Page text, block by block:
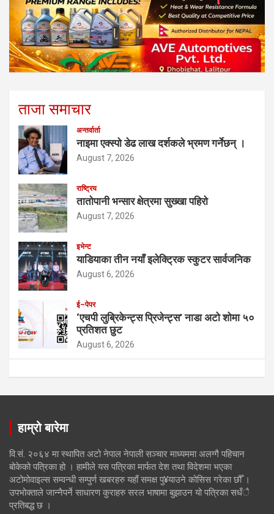
ताजा समाचार
अन्तर्वार्ता
नाइमा एक्स्पो डेढ लाख दर्शकले भ्रमण गर्नेछन् ।
August 7, 2026
राष्ट्रिय
तातोपानी भन्सार क्षेत्रमा सुख्खा पहिरो
August 7, 2026
इभेन्ट
याडियाका तीन नयाँ इलेक्ट्रिक स्कुटर सार्वजनिक
August 6, 2026
ई–पेपर
‘एचपी लुब्रिकेन्ट्स प्रिजेन्ट्स’ नाडा अटो शोमा ५०
प्रतिशत छुट
August 6, 2026
हाम्रो बारेमा
वि.सं. २०६४ मा स्थापित अटो नेपाल नेपाली सञ्चार माध्यममा अलग्गै पहिचान
बोकेको पत्रिका हो । हामीले यस पत्रिका मार्फत देश तथा विदेशमा भएका
अटोमोवाइल्स सम्वन्धी सम्पुर्ण खबरहरु यहाँ समक्ष पु¥याउने कोसिस गरेका छौँ ।
उपभोक्ताले जान्नैपर्ने साधारण कुराहरु सरल भाषामा बुझाउन यो पत्रिका सधँै
प्रतिबद्ध छ ।